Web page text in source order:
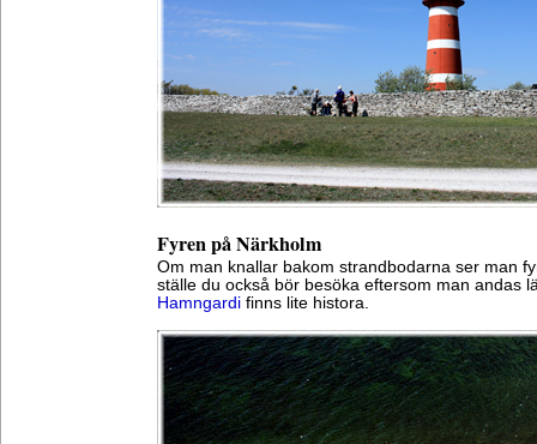
Fyren på Närkholm
Om man knallar bakom strandbodarna ser man
ställe du också bör besöka eftersom man andas
Hamngardi finns lite histora.